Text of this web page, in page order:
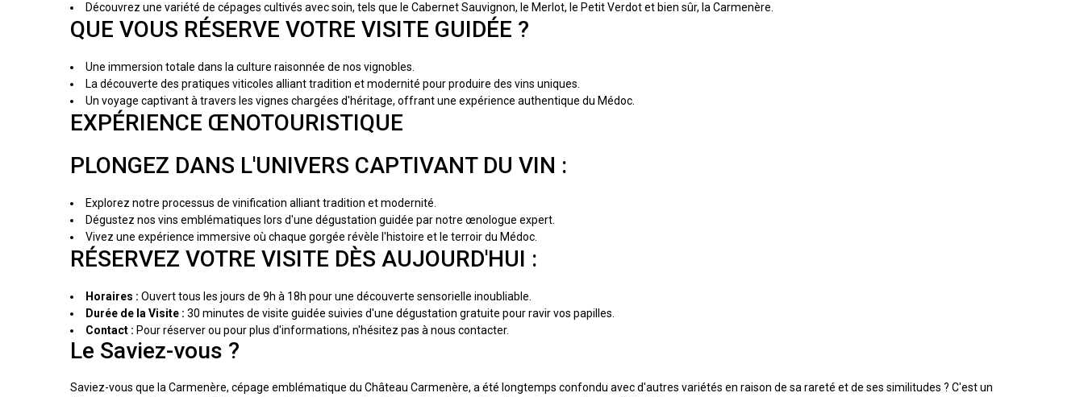
Découvrez une variété de cépages cultivés avec soin, tels que le Cabernet Sauvignon, le Merlot, le Petit Verdot et bien sûr, la Carmenère.
QUE VOUS RÉSERVE VOTRE VISITE GUIDÉE ?
Une immersion totale dans la culture raisonnée de nos vignobles.
La découverte des pratiques viticoles alliant tradition et modernité pour produire des vins uniques.
Un voyage captivant à travers les vignes chargées d'héritage, offrant une expérience authentique du Médoc.
EXPÉRIENCE ŒNOTOURISTIQUE
PLONGEZ DANS L'UNIVERS CAPTIVANT DU VIN :
Explorez notre processus de vinification alliant tradition et modernité.
Dégustez nos vins emblématiques lors d'une dégustation guidée par notre œnologue expert.
Vivez une expérience immersive où chaque gorgée révèle l'histoire et le terroir du Médoc.
RÉSERVEZ VOTRE VISITE DÈS AUJOURD'HUI :
Horaires : Ouvert tous les jours de 9h à 18h pour une découverte sensorielle inoubliable.
Durée de la Visite : 30 minutes de visite guidée suivies d'une dégustation gratuite pour ravir vos papilles.
Contact : Pour réserver ou pour plus d'informations, n'hésitez pas à nous contacter.
Le Saviez-vous ?
Saviez-vous que la Carmenère, cépage emblématique du Château Carmenère, a été longtemps confondu avec d'autres variétés en raison de sa rareté et de ses similitudes ? C'est un